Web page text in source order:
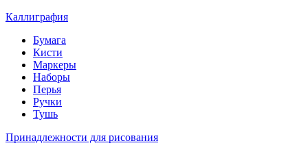
Каллиграфия
Бумага
Кисти
Маркеры
Наборы
Перья
Ручки
Тушь
Принадлежности для рисования